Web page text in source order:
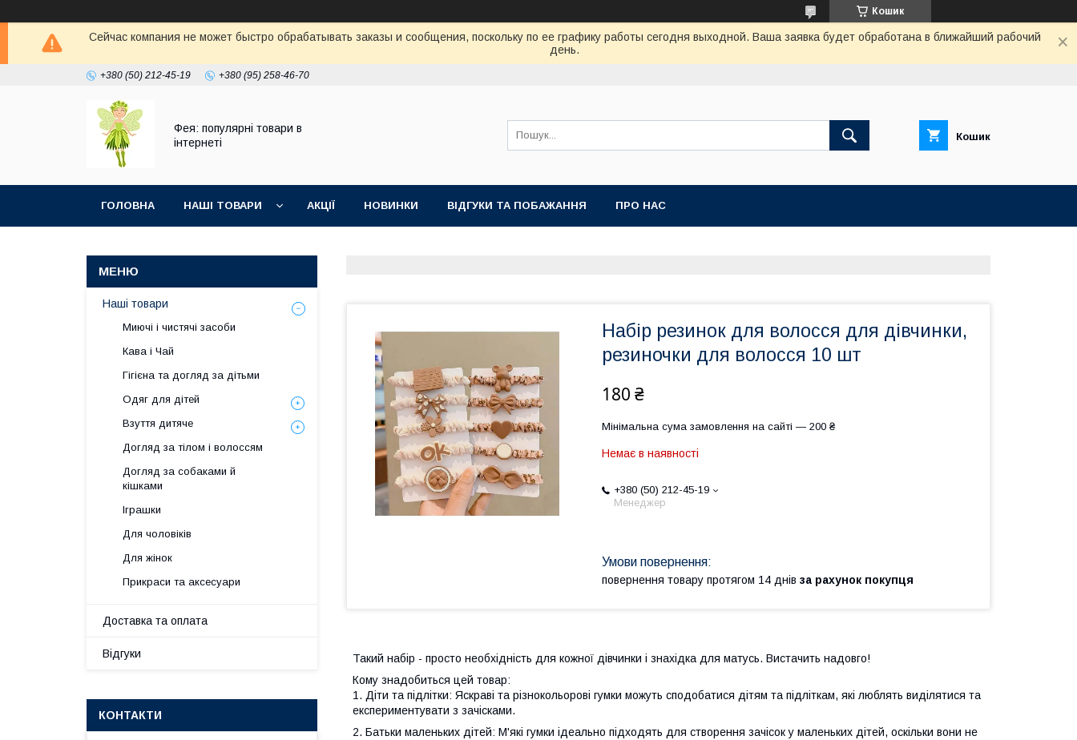
Кошик
Сейчас компания не может быстро обрабатывать заказы и сообщения, поскольку по ее графику работы сегодня выходной. Ваша заявка будет обработана в ближайший рабочий
день.
+380 (50) 212-45-19 +380 (95) 258-46-70
Фея: популярні товари в
інтернеті
Кошик
ГОЛОВНА НАШІ ТОВАРИ АКЦІЇ НОВИНКИ ВІДГУКИ ТА ПОБАЖАННЯ ПРО НАС
Набір резинок для волосся для дівчинки,
резиночки для волосся 10 шт
180 ₴
Мінімальна сума замовлення на сайті — 200 ₴
Немає в наявності
+380 (50) 212-45-19
Менеджер
повернення товару протягом 14 днів за рахунок покупця
Такий набір - просто необхідність для кожної дівчинки і знахідка для матусь. Вистачить надовго!
Кому знадобиться цей товар:
1. Діти та підлітки: Яскраві та різнокольорові гумки можуть сподобатися дітям та підліткам, які люблять виділятися та
експериментувати з зачісками.
2. Батьки маленьких дітей: М'які гумки ідеально підходять для створення зачісок у маленьких дітей, оскільки вони не
Наші товари
Миючі і чистячі засоби
Кава і Чай
Гігієна та догляд за дітьми
Одяг для дітей
Взуття дитяче
Догляд за тілом і волоссям
Догляд за собаками й
кішками
Іграшки
Для чоловіків
Для жінок
Прикраси та аксесуари
Доставка та оплата
Відгуки
КОНТАКТИ